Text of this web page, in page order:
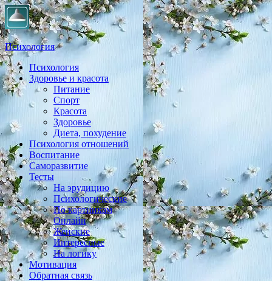
Психология
Практическая психология, личностный рост, экология,
здоровье, воспитание,
Психология
Здоровье и красота
Питание
Спорт
Красота
Здоровье
Диета, похудение
Психология отношений
Воспитание
Саморазвитие
Тесты
На эрудицию
Психологические
По картинкам
Онлайн
Женские
Интересные
На логику
Мотивация
Обратная связь